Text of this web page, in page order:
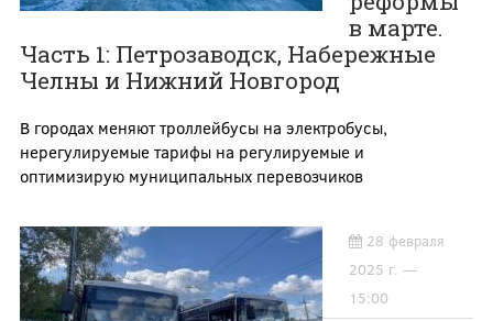
в марте.
Часть 1: Петрозаводск, Набережные
Челны и Нижний Новгород
В городах меняют троллейбусы на электробусы,
нерегулируемые тарифы на регулируемые и
оптимизирую муниципальных перевозчиков
28 февраля
2025 г. —
15:00